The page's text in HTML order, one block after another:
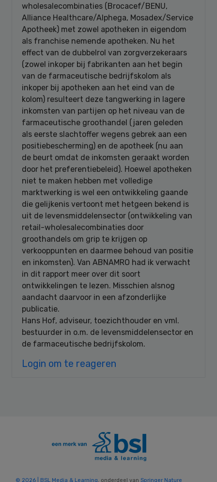
wholesalecombinaties (Brocacef/BENU,
Alliance Healthcare/Alphega, Mosadex/Service
Apotheek) met zowel apotheken in eigendom
als franchise nemende apotheken. Nu het
effect van de dubbelrol van zorgverzekeraars
(zowel inkoper bij fabrikanten aan het begin
van de farmaceutische bedrijfskolom als
inkoper bij apotheken aan het eind van de
kolom) resulteert deze tangwerking in lagere
inkomsten van partijen op het niveau van de
farmaceutische groothandel (jaren geleden
als eerste slachtoffer wegens gebrek aan een
positiebescherming) en de apotheek (nu aan
de beurt omdat de inkomsten geraakt worden
door het preferentiebeleid). Hoewel apotheken
niet te maken hebben met volledige
marktwerking is wel een ontwikkeling gaande
die gelijkenis vertoont met hetgeen bekend is
uit de levensmiddelensector (ontwikkeling van
retail-wholesalecombinaties door
groothandels om grip te krijgen op
verkooppunten en daarmee behoud van positie
en inkomsten). Van ABNAMRO had ik verwacht
in dit rapport meer over dit soort
ontwikkelingen te lezen. Misschien alsnog
aandacht daarvoor in een afzonderlijke
publicatie.
Hans Hof, adviseur, toezichthouder en vml.
bestuurder in o.m. de levensmiddelensector en
de farmaceutische bedrijfskolom.
Login om te reageren
© 2026 | BSL Media & Learning, onderdeel van Springer Nature